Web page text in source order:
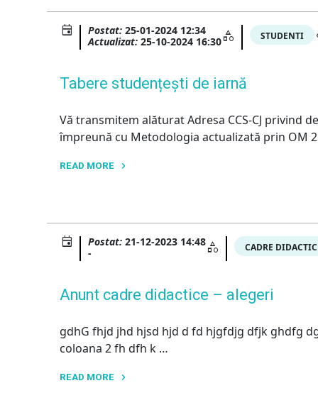
Postat: 25-01-2024 12:34
Actualizat: 25-10-2024 16:30 STUDENTI
Tabere studențești de iarnă
Vă transmitem alăturat Adresa CCS-CJ privind
împreună cu Metodologia actualizată prin OM
READ MORE
iarnă"
Postat: 21-12-2023 14:48
-
CADRE
Anunt cadre didactice – alegeri
gdhG fhjd jhd hjsd hjd d fd hjgfdjg dfjk ghdfg
coloana 2 fh dfh k …
READ MORE